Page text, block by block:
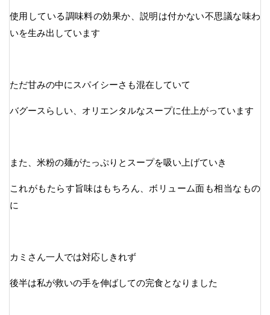
使用している調味料の効果か、説明は付かない不思議な味わ
いを生み出しています
ただ甘みの中にスパイシーさも混在していて
バグースらしい、オリエンタルなスープに仕上がっています
また、米粉の麺がたっぷりとスープを吸い上げていき
これがもたらす旨味はもちろん、ボリューム面も相当なもの
に
カミさん一人では対応しきれず
後半は私が救いの手を伸ばしての完食となりました